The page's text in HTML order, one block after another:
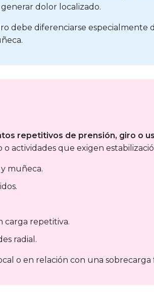
dolor localizado.
debe diferenciarse especialmente
repetitivos de prensión, giro o
actividades que exigen
muñeca.
carga repetitiva.
radial.
o en relación con una